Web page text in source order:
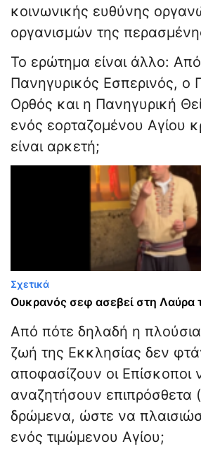
κοινωνικής ευθύνης
οργανισμών της
Το ερώτημα είναι άλλο:
Πανηγυρικός Εσπερινός, ο
Ορθός και η Πανηγυρική
ενός εορταζομένου Αγίου
είναι αρκετή;
Σχετικά
Ουκρανός σεφ ασεβεί στη Λαύρα
Από πότε δηλαδή η πλούσια
ζωή της Εκκλησίας δεν
αποφασίζουν οι Επίσκοποι
αναζητήσουν επιπρόσθετα
δρώμενα, ώστε να
ενός τιμώμενου Αγίου;